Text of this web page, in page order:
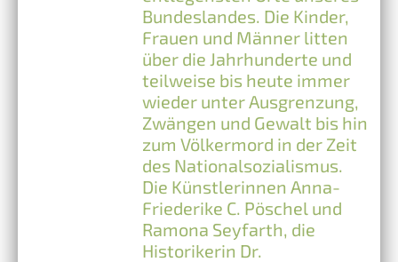
Bundeslandes. Die Kinder,
Frauen und Männer litten
über die Jahrhunderte und
teilweise bis heute immer
wieder unter Ausgrenzung,
Zwängen und Gewalt bis hin
zum Völkermord in der Zeit
des Nationalsozialismus.
Die Künstlerinnen Anna-
Friederike C. Pöschel und
Ramona Seyfarth, die
Historikerin Dr.